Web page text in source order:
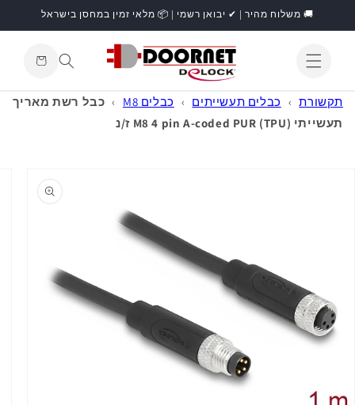
דילוג🚚 משלוח מהיר | ✔ יבואן רשמי | 📦 מלאי זמין במחסן בישראל
התחברות
קניות
תקשורת › כבלים תעשייתים › כבלים M8 › כבל רשת מאריך
תעשייתי M8 4 pin A-coded PUR (TPU) ז/נ